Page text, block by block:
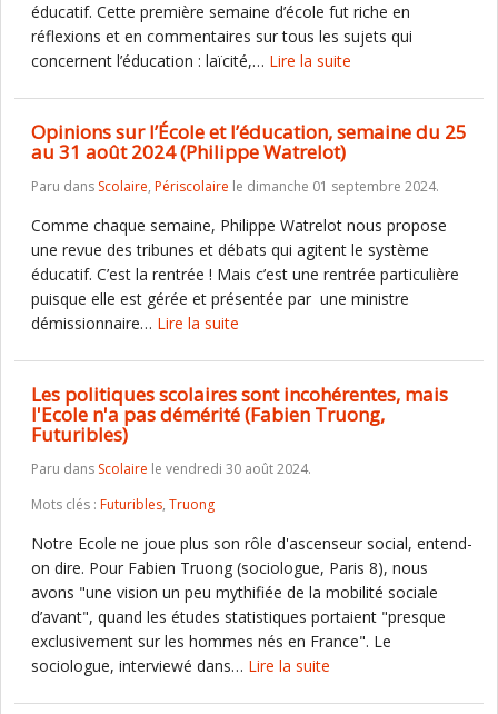
éducatif. Cette première semaine d’école fut riche en
réflexions et en commentaires sur tous les sujets qui
concernent l’éducation : laïcité,… Lire la suite
Opinions sur l’École et l’éducation, semaine du 25
au 31 août 2024 (Philippe Watrelot)
Paru dans Scolaire, Périscolaire le dimanche 01 septembre 2024.
Comme chaque semaine, Philippe Watrelot nous propose
une revue des tribunes et débats qui agitent le système
éducatif. C’est la rentrée ! Mais c’est une rentrée particulière
puisque elle est gérée et présentée par une ministre
démissionnaire… Lire la suite
Les politiques scolaires sont incohérentes, mais
l'Ecole n'a pas démérité (Fabien Truong,
Futuribles)
Paru dans Scolaire le vendredi 30 août 2024.
Mots clés : Futuribles, Truong
Notre Ecole ne joue plus son rôle d'ascenseur social, entend-
on dire. Pour Fabien Truong (sociologue, Paris 8), nous
avons "une vision un peu mythifiée de la mobilité sociale
d’avant", quand les études statistiques portaient "presque
exclusivement sur les hommes nés en France". Le
sociologue, interviewé dans… Lire la suite